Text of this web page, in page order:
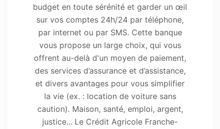
budget en toute sérénité et garder un œil
sur vos comptes 24h/24 par téléphone,
par internet ou par SMS. Cette banque
vous propose un large choix, qui vous
offrent au-delà d'un moyen de paiement,
des services d’assurance et d’assistance,
et divers avantages pour vous simplifier
la vie (ex. : location de voiture sans
caution). Maison, santé, emploi, argent,
justice... Le Crédit Agricole Franche-